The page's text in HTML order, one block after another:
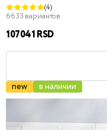
(4)
6633 вариантов
107041 RSD
new в наличии